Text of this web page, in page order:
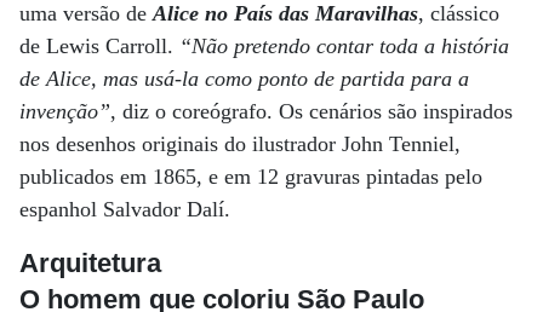
uma versão deAlice no País das Maravilhas, clássico
de Lewis Carroll. “Não pretendo contar toda a história
de Alice, mas usá-la como ponto de partida para a
invenção”, diz o coreógrafo. Os cenários são inspirados
nos desenhos originais do ilustrador John Tenniel,
publicados em 1865, e em 12 gravuras pintadas pelo
espanhol Salvador Dalí.
Arquitetura
O homem que coloriu São Paulo